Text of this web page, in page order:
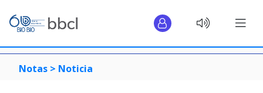
Notas > Noticia